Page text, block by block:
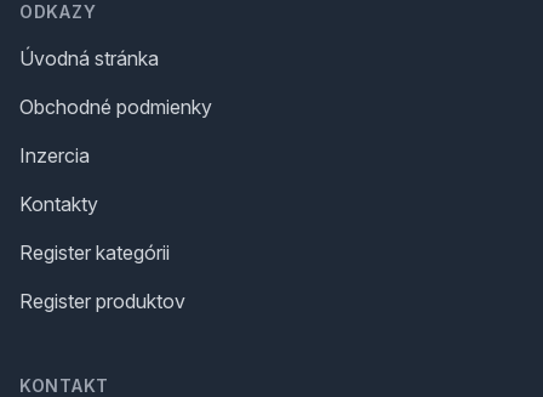
ODKAZY
Úvodná stránka
Obchodné podmienky
Inzercia
Kontakty
Register kategórii
Register produktov
KONTAKT